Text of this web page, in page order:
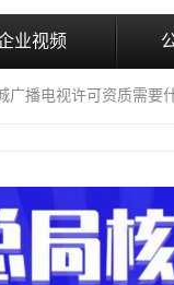
业视频
广播电视许可资质需要